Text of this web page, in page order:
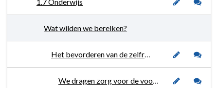
Wat wilden we bereiken?
Het bevorderen van de zelfredzaamheid van leerlingen die nu gebruik maken van het leerlingenvervoer (voortgezet onderwijs).
We dragen zorg voor de voorbereiding en implementatie van Persoonlijke Vervoers Ontwikkelings Plannen (PVOP).